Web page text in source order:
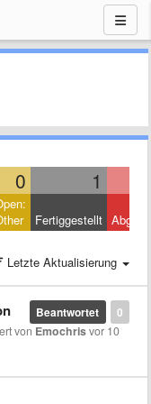
0 1
Fertiggestellt
Letzte Aktualisierung
0
Beantwortet
von Emochrisvor 10